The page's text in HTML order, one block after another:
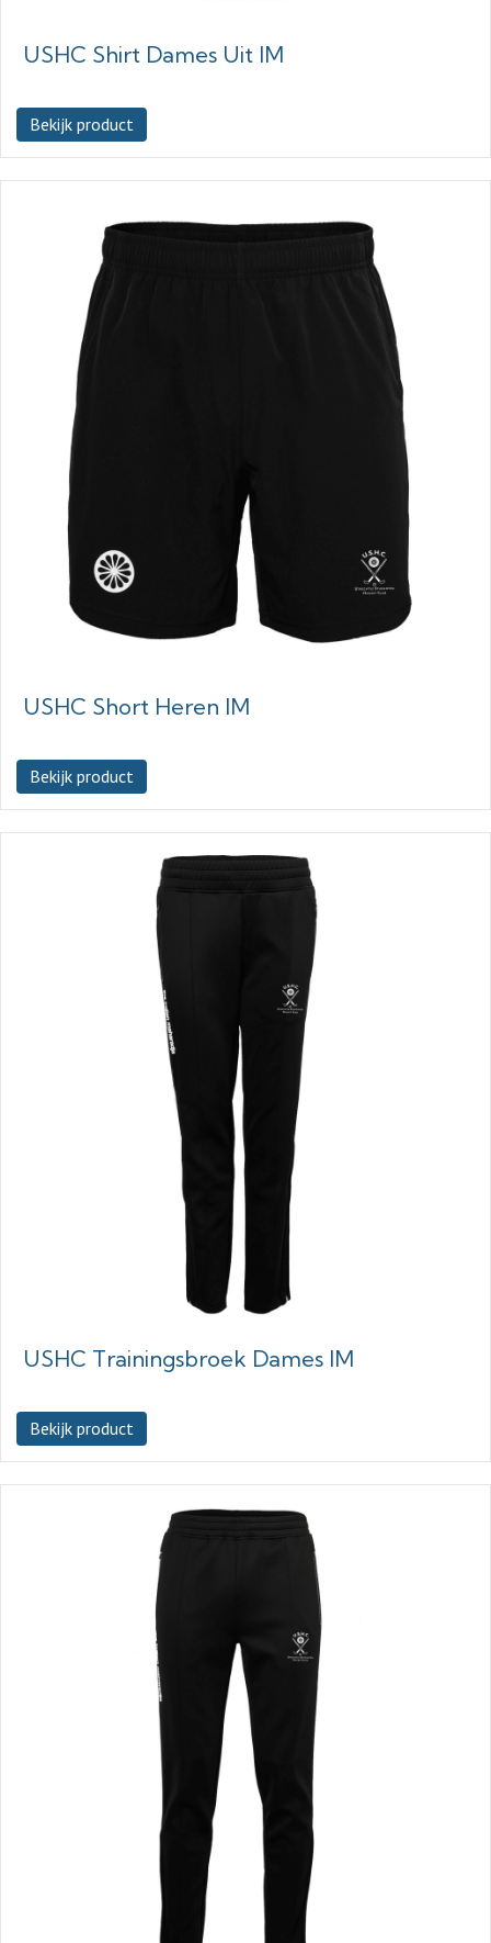
USHC Shirt Dames Uit IM
Bekijk product
USHC Short Heren IM
Bekijk product
USHC Trainingsbroek Dames IM
Bekijk product